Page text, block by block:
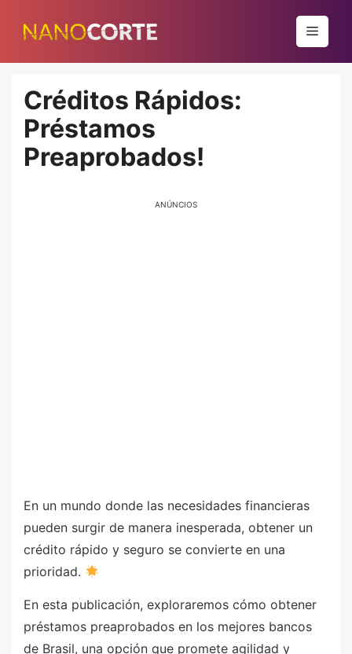
para
conteúdo
Menu
Créditos Rápidos:
Préstamos
Preaprobados!
ANÚNCIOS
En un mundo donde las necesidades financieras
pueden surgir de manera inesperada, obtener un
crédito rápido y seguro se convierte en una
prioridad.
En esta publicación, exploraremos cómo obtener
préstamos preaprobados en los mejores bancos
de Brasil, una opción que promete agilidad y